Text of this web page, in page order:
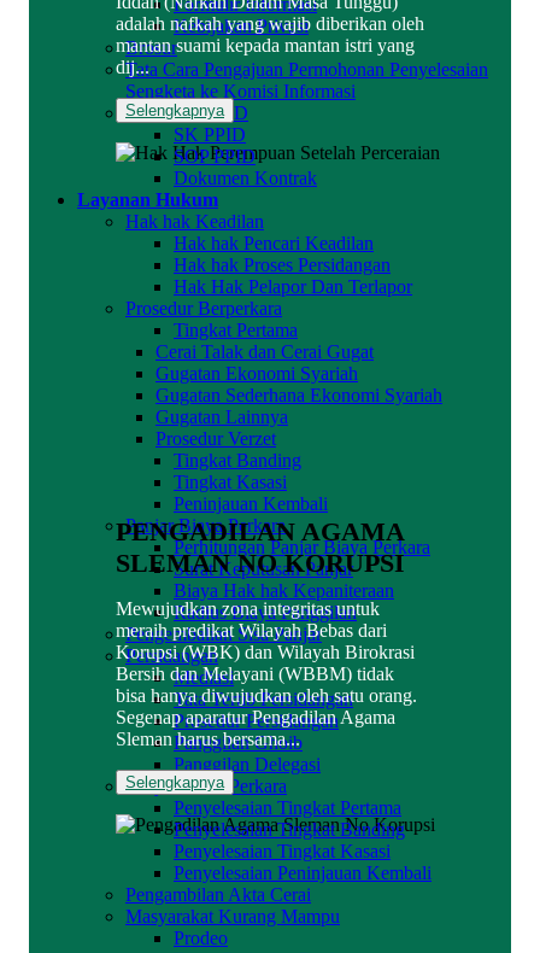
Formulir Informasi
Kebijakan Privasi
Brosur
Tata Cara Pengajuan Permohonan Penyelesaian
Sengketa ke Komisi Informasi
Dokumen PPID
SK PPID
SOP PPID
Dokumen Kontrak
Layanan Hukum
Hak hak Keadilan
Hak hak Pencari Keadilan
Hak hak Proses Persidangan
Hak Hak Pelapor Dan Terlapor
Prosedur Berperkara
Tingkat Pertama
Cerai Talak dan Cerai Gugat
Gugatan Ekonomi Syariah
Gugatan Sederhana Ekonomi Syariah
Gugatan Lainnya
Prosedur Verzet
Tingkat Banding
Tingkat Kasasi
Peninjauan Kembali
Panjar Biaya Perkara
Perhitungan Panjar Biaya Perkara
Surat Keputusan Panjar
Biaya Hak hak Kepaniteraan
Radius Biaya Panggilan
Pengembalian Sisa Panjar
Persidangan
Mediasi
Tata Tertib Persidangan
Prosedur Persidangan
Panggilan Ghoib
Panggilan Delegasi
Penyelesaian Perkara
Penyelesaian Tingkat Pertama
Penyelesaian Tingkat Banding
Penyelesaian Tingkat Kasasi
Penyelesaian Peninjauan Kembali
Pengambilan Akta Cerai
Masyarakat Kurang Mampu
Prodeo
adalah nafkah yang wajib diberikan oleh
mantan suami kepada mantan istri yang
dij...
Selengkapnya
PENGADILAN AGAMA
SLEMAN NO KORUPSI
Mewujudkan zona integritas untuk
meraih predikat Wilayah Bebas dari
Korupsi (WBK) dan Wilayah Birokrasi
Bersih dan Melayani (WBBM) tidak
bisa hanya diwujudkan oleh satu orang.
Segenap aparatur Pengadilan Agama
Sleman harus bersama...
Selengkapnya